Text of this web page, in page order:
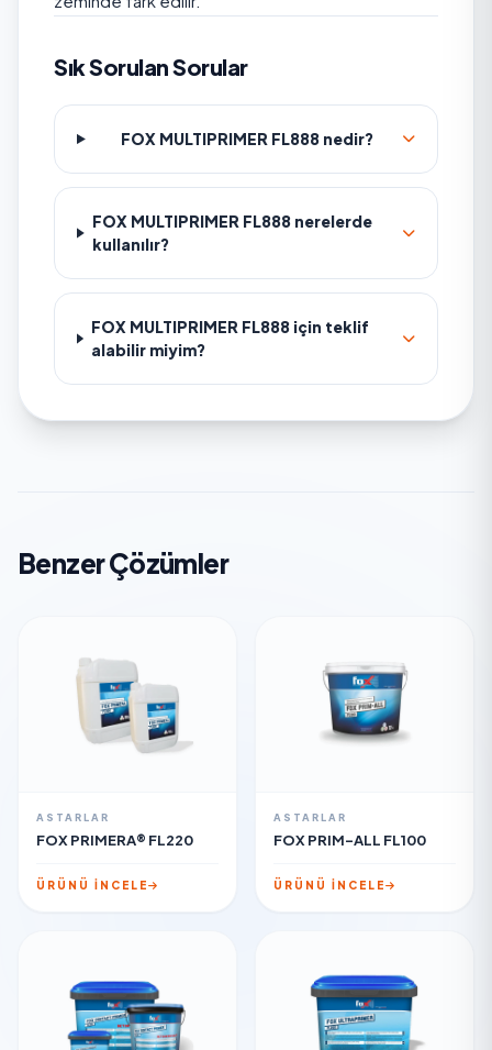
Sık Sorulan Sorular
FOX MULTIPRIMER FL888 nedir?
FOX MULTIPRIMER FL888 nerelerde
kullanılır?
FOX MULTIPRIMER FL888 için teklif
alabilir miyim?
Benzer Çözümler
ASTARLAR
FOX PRIMERA® FL220
ÜRÜNÜ İNCELE
ASTARLAR
FOX PRIM-ALL FL100
ÜRÜNÜ İNCELE